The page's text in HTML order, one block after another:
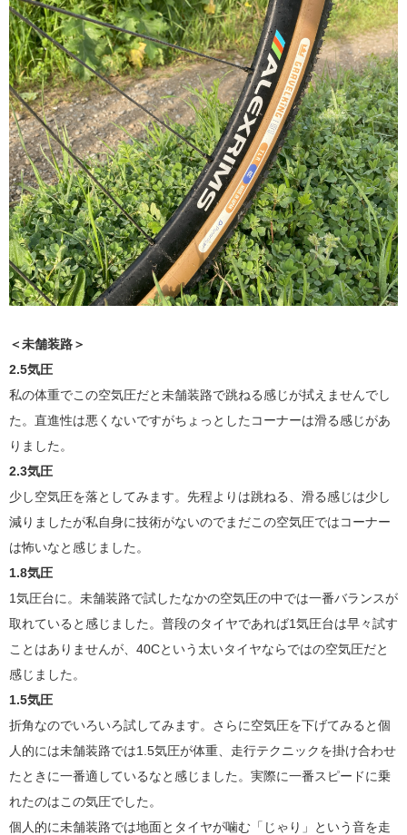
＜未舗装路＞
2.5気圧
私の体重でこの空気圧だと未舗装路で跳ねる感じが拭えませんでし
た。直進性は悪くないですがちょっとしたコーナーは滑る感じがあ
りました。
2.3気圧
少し空気圧を落としてみます。先程よりは跳ねる、滑る感じは少し
減りましたが私自身に技術がないのでまだこの空気圧ではコーナー
は怖いなと感じました。
1.8気圧
1気圧台に。未舗装路で試したなかの空気圧の中では一番バランスが
取れていると感じました。普段のタイヤであれば1気圧台は早々試す
ことはありませんが、40Cという太いタイヤならではの空気圧だと
感じました。
1.5気圧
折角なのでいろいろ試してみます。さらに空気圧を下げてみると個
人的には未舗装路では1.5気圧が体重、走行テクニックを掛け合わせ
たときに一番適しているなと感じました。実際に一番スピードに乗
れたのはこの気圧でした。
個人的に未舗装路では地面とタイヤが噛む「じゃり」という音を走